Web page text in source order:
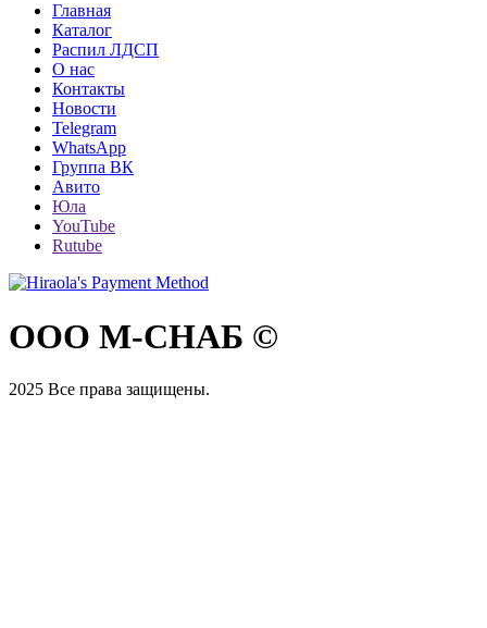
Главная
Каталог
Распил ЛДСП
О нас
Контакты
Новости
Telegram
WhatsApp
Группа ВК
Авито
Юла
YouTube
Rutube
ООО М-СНАБ ©
2025 Все права защищены.